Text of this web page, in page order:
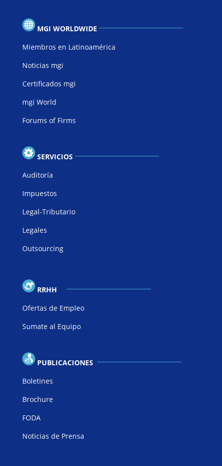
MGI WORLDWIDE
Miembros en Latinoamérica
Noticias mgi
Certificados mgi
mgi World
Forums of Firms
SERVICIOS
Auditoría
Impuestos
Legal-Tributario
Legales
Outsourcing
RRHH
Ofertas de Empleo
Sumate al Equipo
PUBLICACIONES
Boletines
Brochure
FODA
Noticias de Prensa